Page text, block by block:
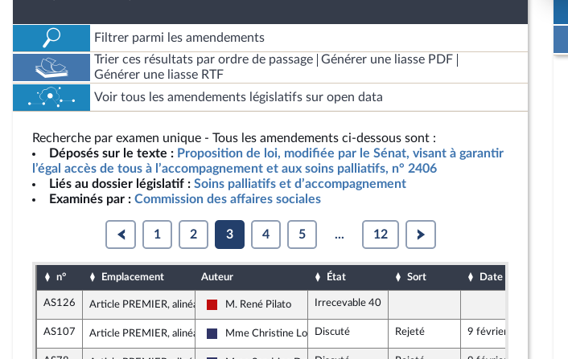
Filtrer parmi les amendements
Trier ces résultats par ordre de passage
Générer une liasse PDF
Générer une liasse RTF
Voir tous les amendements législatifs sur open data
Recherche par examen unique - Tous les amendements ci-dessous sont :
Déposés sur le texte : Proposition de loi, modifiée par le Sénat, visant à garantir
l’égal accès de tous à l’accompagnement et aux soins palliatifs, n° 2406
Liés au dossier législatif : Soins palliatifs et d’accompagnement
Examinés par : Commission des affaires sociales
1 2 3 4 5 ... 12
n° Emplacement Auteur État Sort Date d'examen
AS126 Article PREMIER, alinéa 11
La France insoumise - Nouveau Front Populaire
M. René Pilato Irrecevable 40
AS107 Article PREMIER, alinéa 11
Rassemblement National
Mme Christine Loir Discuté Rejeté 9 février 2026